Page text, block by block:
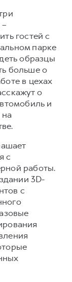
гостей с
парке
образцы
больше о
в цехах
о
и
с
работы.
3D-
с